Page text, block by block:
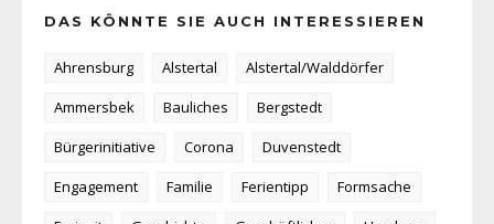
DAS KÖNNTE SIE AUCH INTERESSIEREN
Ahrensburg Alstertal
Alstertal/Walddörfer
Ammersbek
Bauliches
Bergstedt
Bürgerinitiative
Corona
Duvenstedt
Engagement
Familie Ferientipp
Formsache